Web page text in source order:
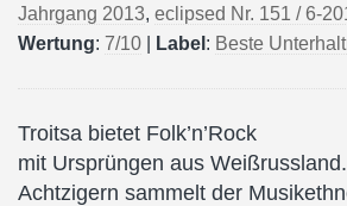
Jahrgang 2013, eclipsed Nr. 151 / 6-
Wertung: 7/10 Label : Beste
Troitsa bietet Folk’n’Rock
mit Ursprüngen aus
Achtzigern sammelt der